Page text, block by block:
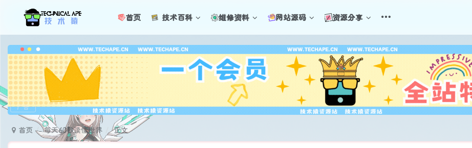
首页 技术百科 维修资料 网站源码 资源分享
广告
首页 每天60秒读懂世界 正文